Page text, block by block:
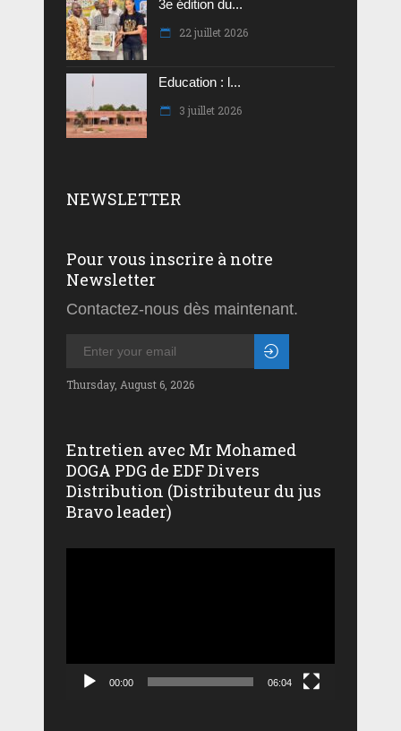
3e édition du...
22 juillet 2026
Education : l...
3 juillet 2026
NEWSLETTER
Pour vous inscrire à notre
Newsletter
Contactez-nous dès maintenant.
Thursday, August 6, 2026
Entretien avec Mr Mohamed
DOGA PDG de EDF Divers
Distribution (Distributeur du jus
Bravo leader)
00:00 06:04